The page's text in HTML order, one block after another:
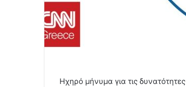
Ηχηρό μήνυμα για τις